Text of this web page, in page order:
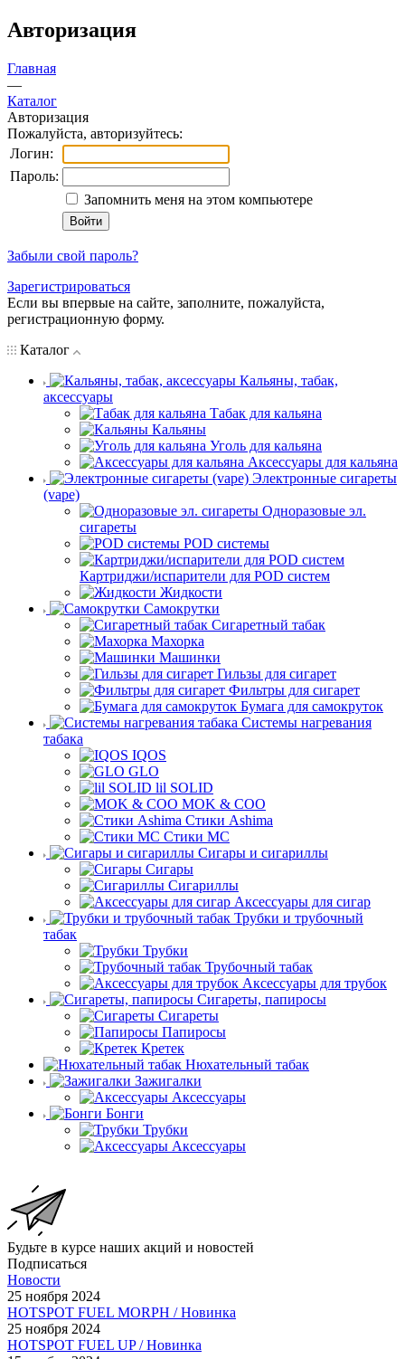
Авторизация
Главная
—
Каталог
Авторизация
Пожалуйста, авторизуйтесь:
Логин:
Пароль:
Запомнить меня на этом компьютере
Забыли свой пароль?
Зарегистрироваться
Если вы впервые на сайте, заполните, пожалуйста,
регистрационную форму.
Каталог
Кальяны, табак,
аксессуары
Табак для кальяна
Кальяны
Уголь для кальяна
Аксессуары для кальяна
Электронные сигареты
(vape)
Одноразовые эл.
сигареты
POD системы
Картриджи/испарители для POD систем
Жидкости
Самокрутки
Сигаретный табак
Махорка
Машинки
Гильзы для сигарет
Фильтры для сигарет
Бумага для самокруток
Системы нагревания
табака
IQOS
GLO
lil SOLID
MOK & COO
Стики Ashima
Стики MC
Сигары и сигариллы
Сигары
Сигариллы
Аксессуары для сигар
Трубки и трубочный
табак
Трубки
Трубочный табак
Аксессуары для трубок
Сигареты, папиросы
Сигареты
Папиросы
Кретек
Нюхательный табак
Зажигалки
Аксессуары
Бонги
Трубки
Аксессуары
Будьте в курсе наших акций и новостей
Подписаться
Новости
25 ноября 2024
HOTSPOT FUEL MORPH / Новинка
25 ноября 2024
HOTSPOT FUEL UP / Новинка